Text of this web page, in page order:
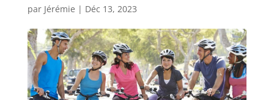
par Jérémie | Déc 13, 2023